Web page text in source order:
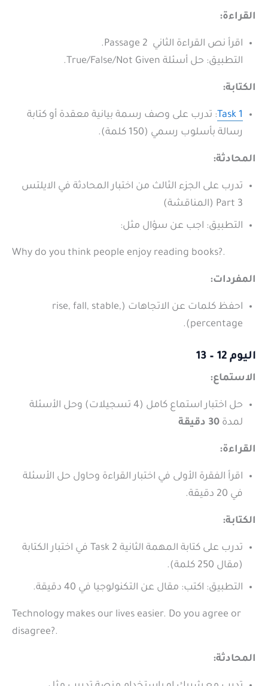
القراءة:
اقرأ نص القراءة الثاني Passage 2.
التطبيق: حل أسئلة True/False/Not Given.
الكتابة:
Task 1 : تدرب على وصف رسمة بيانية معقدة أو كتابة
رسالة بأسلوب رسمي (150 كلمة).
المحادثة:
تدرب على الجزء الثالث من اختبار المحادثة في الايلتس
Part 3 (المناقشة)
التطبيق: اجب عن سؤال مثل:
Why do you think people enjoy reading books?.
المفردات:
احفظ كلمات عن الاتجاهات (rise, fall, stable,
percentage).
اليوم 12 – 13
الاستماع:
حل اختبار استماع كامل (4 تسجيلات) وحل الأسئلة
لمدة
القراءة:
اقرأ الفقرة الأولى في اختبار القراءة وحاول حل الأسئلة
في 20 دقيقة.
الكتابة:
تدرب على كتابة المهمة الثانية Task 2 في اختبار الكتابة
(مقال 250 كلمة).
التطبيق: اكتب: مقال عن التكنولوجيا في 40 دقيقة.
Technology makes our lives easier. Do you agree or
disagree?.
المحادثة: